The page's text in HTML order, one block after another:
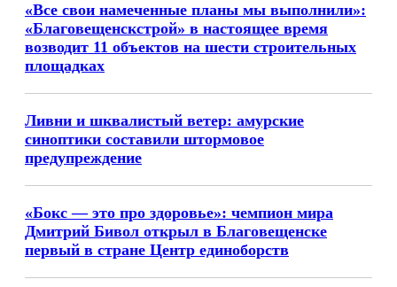
«Все свои намеченные планы мы выполнили»:
«Благовещенскстрой» в настоящее время
возводит 11 объектов на шести строительных
площадках
Ливни и шквалистый ветер: амурские
синоптики составили штормовое
предупреждение
«Бокс — это про здоровье»: чемпион мира
Дмитрий Бивол открыл в Благовещенске
первый в стране Центр единоборств